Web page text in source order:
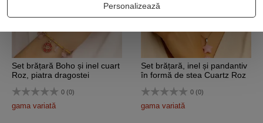
Set brățară Boho și inel cuart
Roz, piatra dragostei
0 (0)
gama variată
Set brățară, inel și pandantiv
în formă de stea Cuartz Roz
0 (0)
gama variată
Personalizează